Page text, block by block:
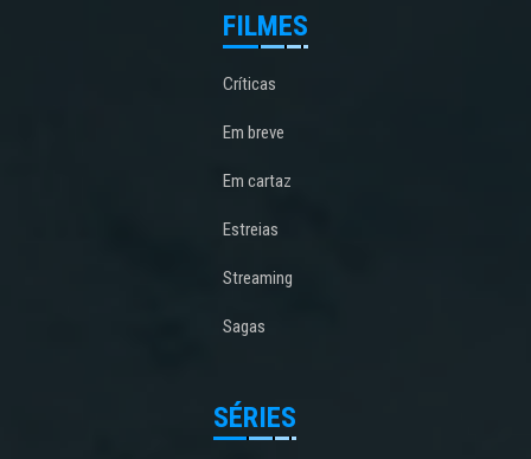
FILMES
Críticas
Em breve
Em cartaz
Estreias
Streaming
Sagas
SÉRIES